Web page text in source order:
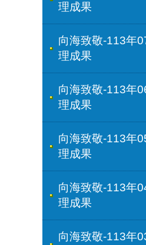
理成果
向海致敬-113年
理成果
向海致敬-113年
理成果
向海致敬-113年
理成果
向海致敬-113年
理成果
向海致敬-113年